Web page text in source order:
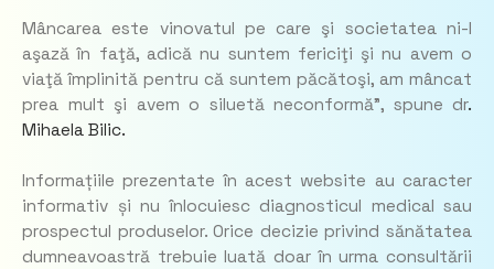
Mâncarea este vinovatul pe care şi societatea ni-l
aşază în faţă, adică nu suntem fericiţi şi nu avem o
viaţă împlinită pentru că suntem păcătoşi, am mâncat
prea mult şi avem o siluetă neconformă”, spune dr.
Mihaela Bilic.
Informațiile prezentate în acest website au caracter
informativ și nu înlocuiesc diagnosticul medical sau
prospectul produselor. Orice decizie privind sănătatea
dumneavoastră trebuie luată doar în urma consultării